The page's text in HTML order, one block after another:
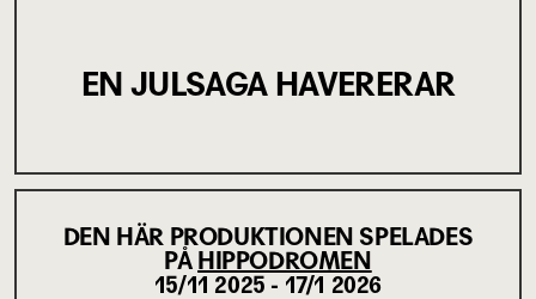
EN JULSAGA HAVERERAR
DEN HÄR PRODUKTIONEN SPELADES
PÅ HIPPODROMEN
15/11 2025 - 17/1 2026